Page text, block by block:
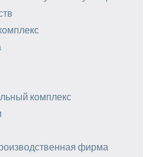
комплекс
фирма